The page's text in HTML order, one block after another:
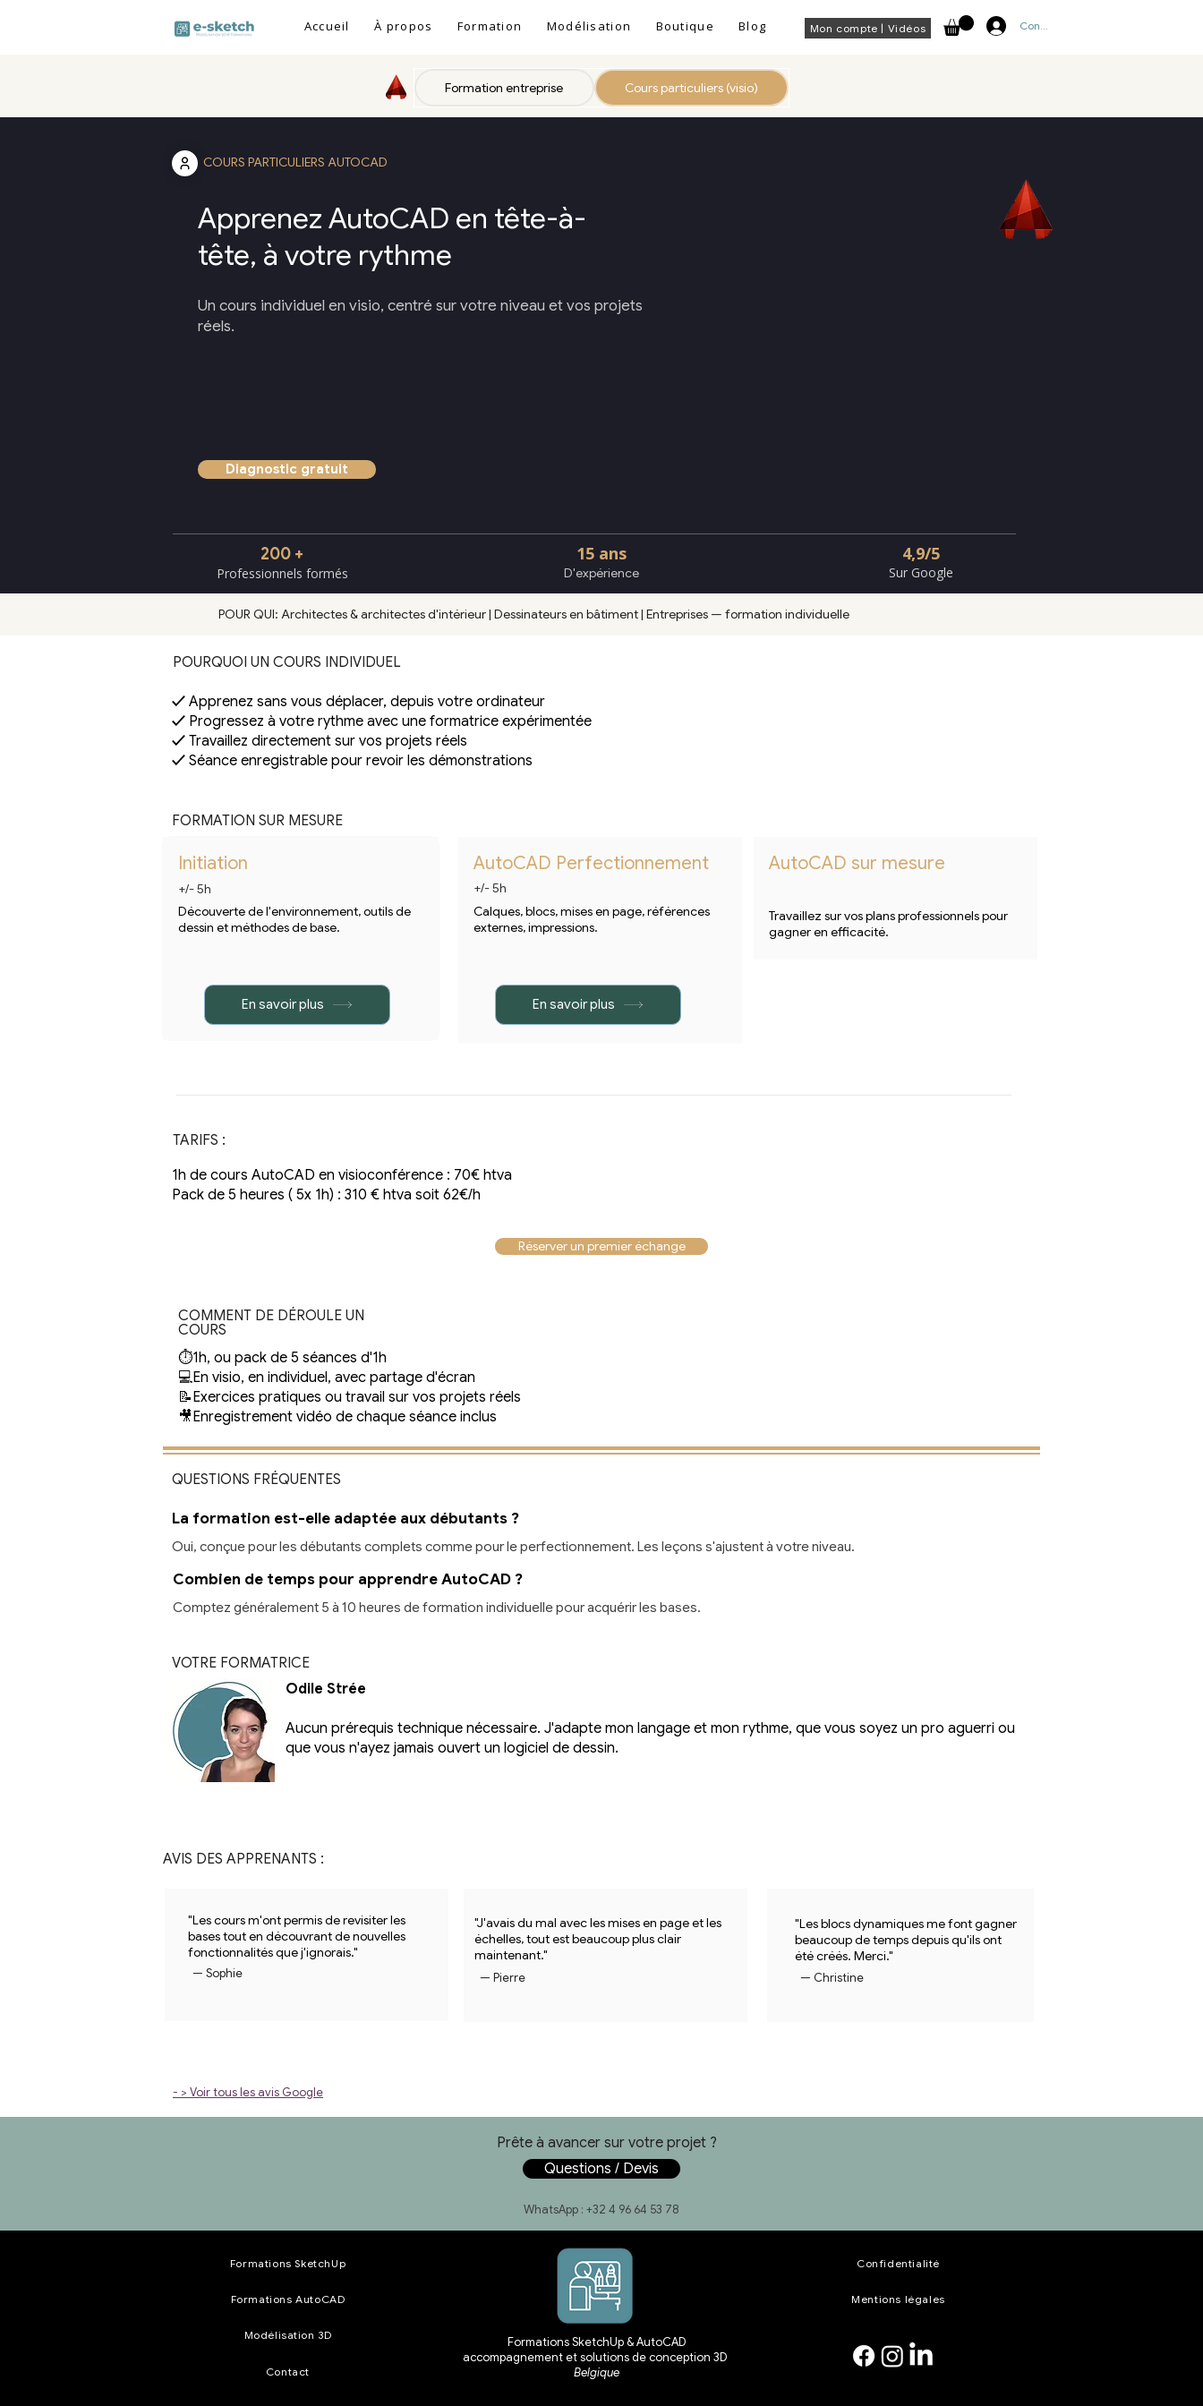
Accueil À propos Formation Modélisation Boutique Blog Mon compte | Vidéos Connexion
Formation entreprise Cours particuliers (visio)
COURS PARTICULIERS AUTOCAD
Apprenez AutoCAD en tête-à-
tête, à votre rythme
Un cours individuel en visio, centré sur votre niveau et vos projets
réels.
Diagnostic gratuit
200 +
Professionnels formés
15 ans
D'expérience
4,9/5
Sur Google
POUR QUI: Architectes & architectes d'intérieur | Dessinateurs en bâtiment | Entreprises — formation individuelle
POURQUOI UN COURS INDIVIDUEL
✓ Apprenez sans vous déplacer, depuis votre ordinateur
✓ Progressez à votre rythme avec une formatrice expérimentée
✓ Travaillez directement sur vos projets réels
✓ Séance enregistrable pour revoir les démonstrations
FORMATION SUR MESURE
Initiation
+/- 5h
Découverte de l'environnement, outils de
dessin et méthodes de base.
En savoir plus
AutoCAD Perfectionnement
+/- 5h
Calques, blocs, mises en page, références
externes, impressions.
En savoir plus
AutoCAD sur mesure
Travaillez sur vos plans professionnels pour
gagner en efficacité.
TARIFS :
1h de cours AutoCAD en visioconférence : 70€ htva
Pack de 5 heures ( 5x 1h) : 310 € htva soit 62€/h
Réserver un premier échange
COMMENT DE DÉROULE UN
COURS
⏱️1h, ou pack de 5 séances d'1h
💻En visio, en individuel, avec partage d'écran
📝Exercices pratiques ou travail sur vos projets réels
🎥Enregistrement vidéo de chaque séance inclus
QUESTIONS FRÉQUENTES
La formation est-elle adaptée aux débutants ?
Oui, conçue pour les débutants complets comme pour le perfectionnement. Les leçons s'ajustent à votre niveau.
Combien de temps pour apprendre AutoCAD ?
Comptez généralement 5 à 10 heures de formation individuelle pour acquérir les bases.
VOTRE FORMATRICE
Odile Strée
Aucun prérequis technique nécessaire. J'adapte mon langage et mon rythme, que vous soyez un pro aguerri ou
que vous n'ayez jamais ouvert un logiciel de dessin.
AVIS DES APPRENANTS :
"Les cours m'ont permis de revisiter les
bases tout en découvrant de nouvelles
fonctionnalités que j'ignorais."
— Sophie
"J'avais du mal avec les mises en page et les
échelles, tout est beaucoup plus clair
maintenant."
— Pierre
"Les blocs dynamiques me font gagner
beaucoup de temps depuis qu'ils ont
été créés. Merci."
— Christine
- > Voir tous les avis Google
Prête à avancer sur votre projet ?
Questions / Devis
WhatsApp : +32 4 96 64 53 78
Formations SketchUp
Formations AutoCAD
Modélisation 3D
Contact
Formations SketchUp & AutoCAD
accompagnement et solutions de conception 3D
Belgique
Confidentialité
Mentions légales